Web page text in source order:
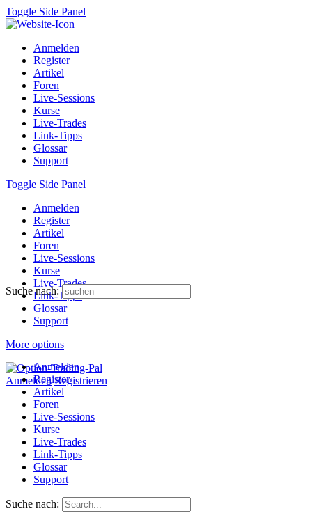
Toggle Side Panel
Anmelden
Register
Artikel
Foren
Live-Sessions
Kurse
Live-Trades
Link-Tipps
Glossar
Support
Toggle Side Panel
Anmelden
Register
Artikel
Foren
Live-Sessions
Kurse
Live-Trades
Link-Tipps
Glossar
Support
More options
Anmelden Registrieren
Suche nach:
Anmelden
Register
Artikel
Foren
Live-Sessions
Kurse
Live-Trades
Link-Tipps
Glossar
Support
Suche nach: